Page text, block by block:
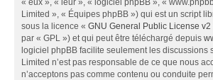
« eux », « leur », « logiciel phpBB », «
Limited », « Équipes phpBB ») qui est un script
sous la licence « GNU General Public License v2
par « GPL ») et qui peut être téléchargé depuis
logiciel phpBB facilite seulement les discussions
Limited n’est pas responsable de ce que nous
n’acceptons pas comme contenu ou conduite